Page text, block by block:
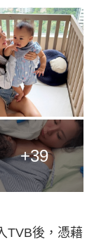
+39
TVB後，憑藉